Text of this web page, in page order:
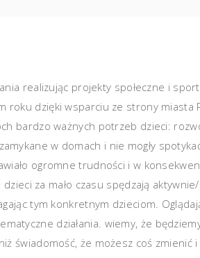
realizując projekty społeczne i
dzięki wsparciu ze strony miasta
bardzo ważnych potrzeb dzieci:
w domach i nie mogły
ogromne trudności i w
za mało czasu spędzają
tym konkretnym dzieciom.
działania. wiemy, że
świadomość, że możesz coś zmienić i